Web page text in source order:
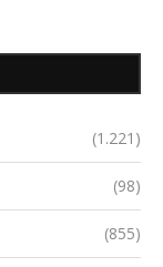
(1.221)
(98)
(855)